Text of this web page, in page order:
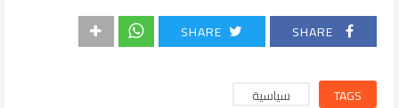
SHARE
SHARE
TAGS سياسية